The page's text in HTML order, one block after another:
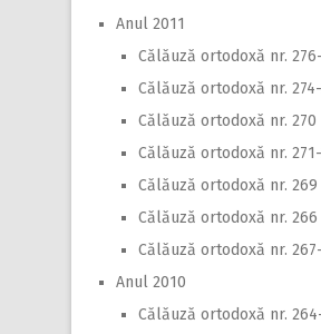
Anul 2011
Călăuză ortodoxă nr.
Călăuză ortodoxă nr. 274-
Călăuză ortodoxă nr. 270
Călăuză ortodoxă nr.
Călăuză ortodoxă nr. 269
Călăuză ortodoxă nr. 266
Călăuză ortodoxă nr.
Anul 2010
Călăuză ortodoxă nr.